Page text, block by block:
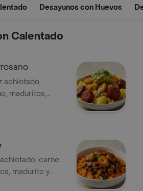
Desayunos con Huevos
Calentado
achiotado,
maduritos,
carne
madurito y